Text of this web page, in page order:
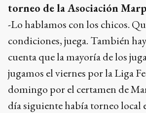
torneo de la Asociación
-Lo hablamos con los chicos.
condiciones, juega. También
cuenta que la mayoría de los
jugamos el viernes por la Liga
domingo por el certamen de
día siguiente había torneo local